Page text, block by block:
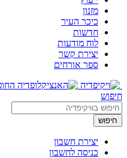
מזנון
כיכר העיר
חדשות
לוח מודעות
יצירת קשר
ספר אורחים
חיפוש
חיפוש
יצירת חשבון
כניסה לחשבון